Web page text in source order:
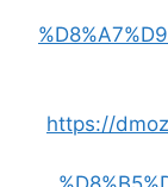
https://